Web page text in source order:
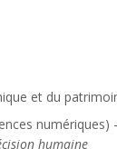
et du
numériques) -
humaine